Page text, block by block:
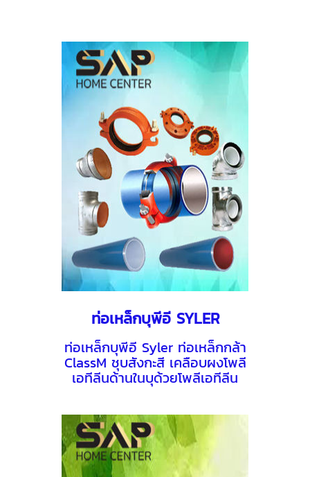
ท่อเหล็กบุพีอี SYLER
ท่อเหล็กบุพีอี Syler ท่อเหล็กกล้า
ClassM ชุบสังกะสี เคลือบผงโพลี
เอทีลีนด้านในบุด้วยโพลีเอทีลีน